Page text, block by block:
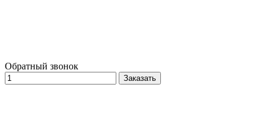
Обратный звонок
Заказать